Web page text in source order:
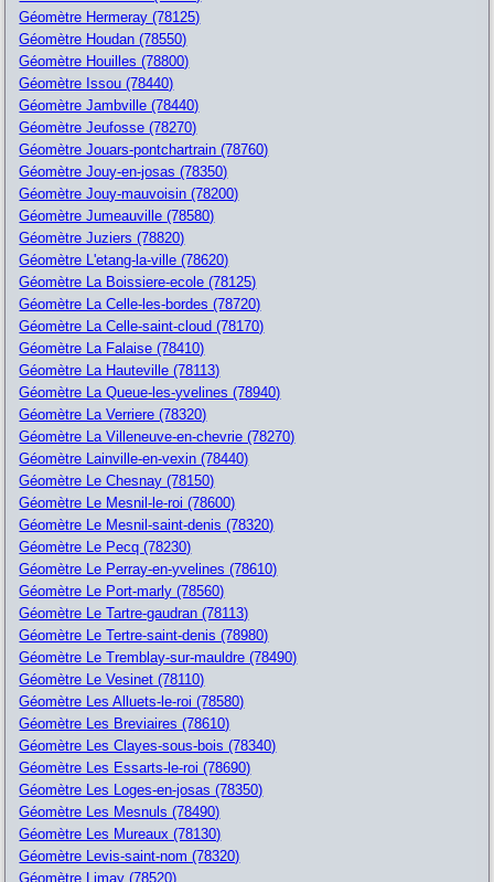
Géomètre Hermeray (78125)
Géomètre Houdan (78550)
Géomètre Houilles (78800)
Géomètre Issou (78440)
Géomètre Jambville (78440)
Géomètre Jeufosse (78270)
Géomètre Jouars-pontchartrain (78760)
Géomètre Jouy-en-josas (78350)
Géomètre Jouy-mauvoisin (78200)
Géomètre Jumeauville (78580)
Géomètre Juziers (78820)
Géomètre L'etang-la-ville (78620)
Géomètre La Boissiere-ecole (78125)
Géomètre La Celle-les-bordes (78720)
Géomètre La Celle-saint-cloud (78170)
Géomètre La Falaise (78410)
Géomètre La Hauteville (78113)
Géomètre La Queue-les-yvelines (78940)
Géomètre La Verriere (78320)
Géomètre La Villeneuve-en-chevrie (78270)
Géomètre Lainville-en-vexin (78440)
Géomètre Le Chesnay (78150)
Géomètre Le Mesnil-le-roi (78600)
Géomètre Le Mesnil-saint-denis (78320)
Géomètre Le Pecq (78230)
Géomètre Le Perray-en-yvelines (78610)
Géomètre Le Port-marly (78560)
Géomètre Le Tartre-gaudran (78113)
Géomètre Le Tertre-saint-denis (78980)
Géomètre Le Tremblay-sur-mauldre (78490)
Géomètre Le Vesinet (78110)
Géomètre Les Alluets-le-roi (78580)
Géomètre Les Breviaires (78610)
Géomètre Les Clayes-sous-bois (78340)
Géomètre Les Essarts-le-roi (78690)
Géomètre Les Loges-en-josas (78350)
Géomètre Les Mesnuls (78490)
Géomètre Les Mureaux (78130)
Géomètre Levis-saint-nom (78320)
Géomètre Limay (78520)